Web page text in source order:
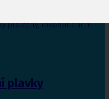
pro ženy,Inkontinenční
plavky